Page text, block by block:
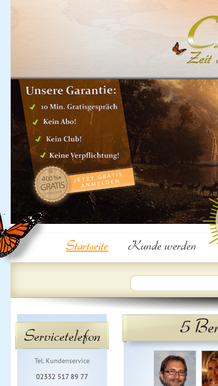
Startseite Kunde werden
Servicetelefon
Tel. Kundenservice
02332 517 89 77
5